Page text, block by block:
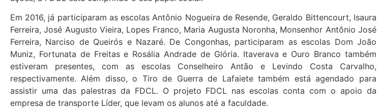
Em 2016, já participaram as escolas Antônio Nogueira de Resende, Geraldo Bittencourt, Isaura
Ferreira, José Augusto Vieira, Lopes Franco, Maria Augusta Noronha, Monsenhor Antônio José
Ferreira, Narciso de Queirós e Nazaré. De Congonhas, participaram as escolas Dom João
Muniz, Fortunata de Freitas e Rosália Andrade de Glória. Itaverava e Ouro Branco também
estiveram presentes, com as escolas Conselheiro Antão e Levindo Costa Carvalho,
respectivamente. Além disso, o Tiro de Guerra de Lafaiete também está agendado para
assistir uma das palestras da FDCL. O projeto FDCL nas escolas conta com o apoio da
empresa de transporte Líder, que levam os alunos até a faculdade.